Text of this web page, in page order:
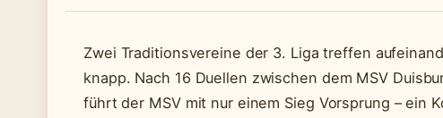
Zwei Traditionsvereine der 3. Liga treffen
knapp. Nach 16 Duellen zwischen dem MSV
führt der MSV mit nur einem Sieg Vorsprung – ein